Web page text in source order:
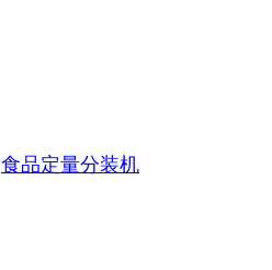
食品定量分装机